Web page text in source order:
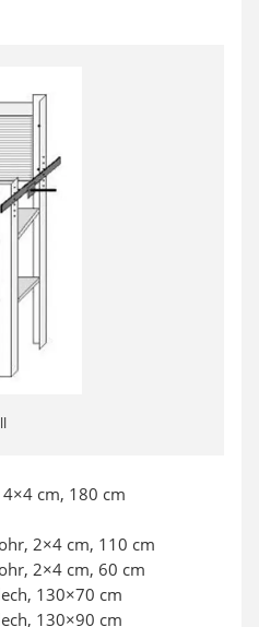
cm, 180 cm
2×4 cm, 110 cm
2×4 cm, 60 cm
130×70 cm
130×90 cm